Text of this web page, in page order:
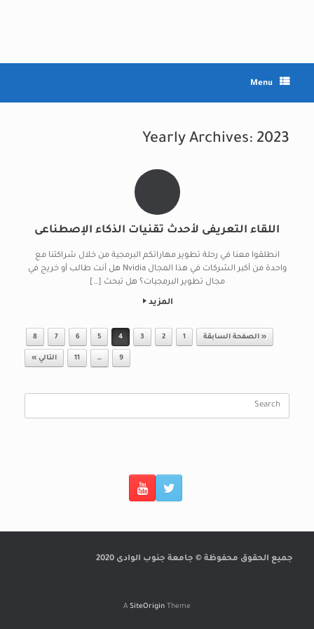
Menu
Yearly Archives: 2023
اللقاء التعريفى لأحدث تقنيات الذكاء الإصطناعى
انطلقوا معنا في رحلة تطوير مهاراتكم البرمجية من خلال شراكتنا مع
واحدة من أكبر الشركات في هذا المجال Nvidia هل أنت طالب أو خريج في
مجال تطوير البرمجيات؟ هل تبحث […]
المزيد
Post navigation
« الصفحة السابقة 1
2
3
4
5
6
7
8
9
…
11 التالي »
Search
جميع الحقوق محفوظة © جامعة جنوب الوادى 2020
A SiteOrigin Theme